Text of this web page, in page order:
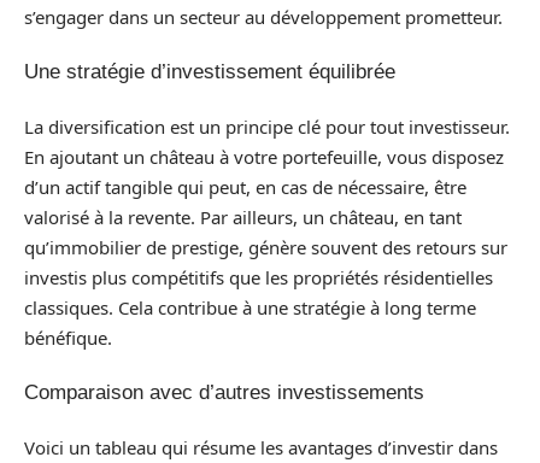
s’engager dans un secteur au développement prometteur.
Une stratégie d’investissement équilibrée
La diversification est un principe clé pour tout investisseur.
En ajoutant un château à votre portefeuille, vous disposez
d’un actif tangible qui peut, en cas de nécessaire, être
valorisé à la revente. Par ailleurs, un château, en tant
qu’immobilier de prestige, génère souvent des retours sur
investis plus compétitifs que les propriétés résidentielles
classiques. Cela contribue à une stratégie à long terme
bénéfique.
Comparaison avec d’autres investissements
Voici un tableau qui résume les avantages d’investir dans